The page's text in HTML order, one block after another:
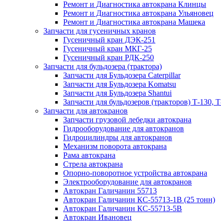
Ремонт и Диагностика автокрана Клинцы
Ремонт и Диагностика автокрана Ульяновец
Ремонт и Диагностика автокрана Машека
Запчасти для гусеничных кранов
Гусеничный кран ДЭК-251
Гусеничный кран МКГ-25
Гусеничный кран РДК-250
Запчасти для бульдозера (трактора)
Запчасти для Бульдозера Caterpillar
Запчасти для Бульдозера Komatsu
Запчасти для Бульдозера Shantui
Запчасти для бульдозеров (тракторов) Т-
Запчасти для автокранов
Запчасти грузовой лебедки автокрана
Гидрооборудование для автокранов
Гидроцилиндры для автокранов
Механизм поворота автокрана
Рама автокрана
Стрела автокрана
Опорно-поворотное устройства автокрана
Электрооборудование для автокранов
Автокран Галичанин 55713
Автокран Галичанин КС-55713-1В (25 тонн)
Автокран Галичанин КС-55713-5В
Автокран Ивановец